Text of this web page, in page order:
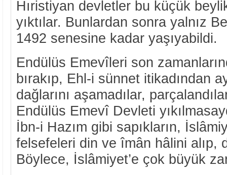
Hıristiyan devletler bu küçük
yıktılar. Bunlardan sonra yalnız
1492 senesine kadar yaşıyabildi.
Endülüs Emevîleri son
bırakıp, Ehl-i sünnet itikadından
dağlarını aşamadılar,
Endülüs Emevî Devleti
İbn-i Hazım gibi sapıkların,
felsefeleri din ve îmân hâlini alıp,
Böylece, İslâmiyet’e çok büyük